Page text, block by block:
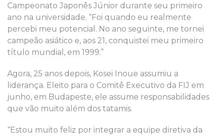
Campeonato Japonês Júnior durante seu primeiro
ano na universidade. “Foi quando eu realmente
percebi meu potencial. No ano seguinte, me tornei
campeão asiático e, aos 21, conquistei meu primeiro
título mundial, em 1999.”
Agora, 25 anos depois, Kosei Inoue assumiu a
liderança. Eleito para o Comitê Executivo da FIJ em
junho, em Budapeste, ele assume responsabilidades
que vão muito além dos tatamis.
“Estou muito feliz por integrar a equipe diretiva da